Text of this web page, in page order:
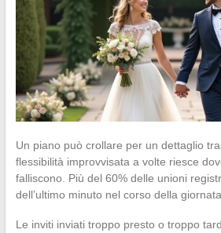
Un piano può crollare per un dettaglio
flessibilità improvvisata a volte riesce
falliscono. Più del 60% delle unioni
dell’ultimo minuto nel corso della giornata.
Le inviti inviati troppo presto o troppo